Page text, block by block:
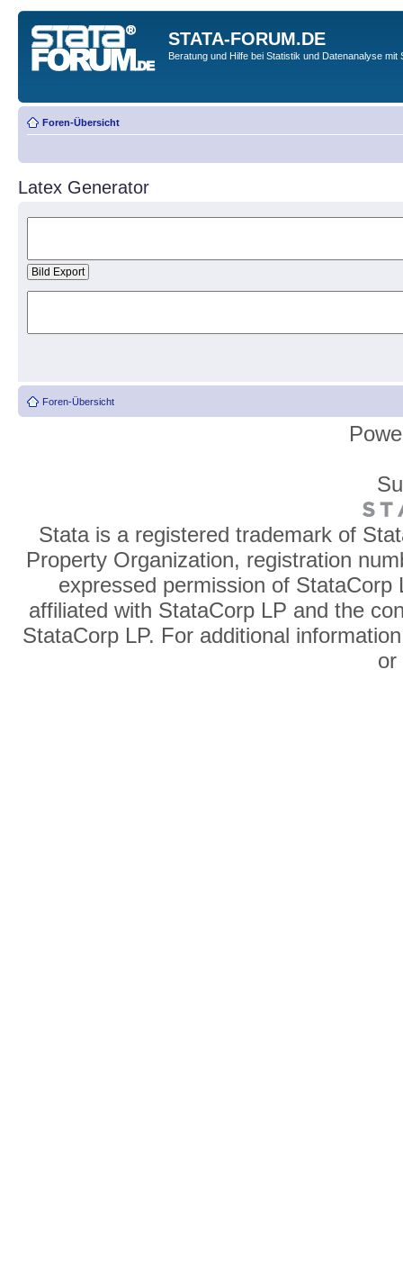
STATA-FORUM.DE
Beratung und Hilfe bei Statistik und Datenanalyse mit
Foren-Übersicht
Latex Generator
Foren-Übersicht
Stata is a registered trademark of
Property Organization, registration
expressed permission of
affiliated with StataCorp LP and the
StataCorp LP. For additional
or